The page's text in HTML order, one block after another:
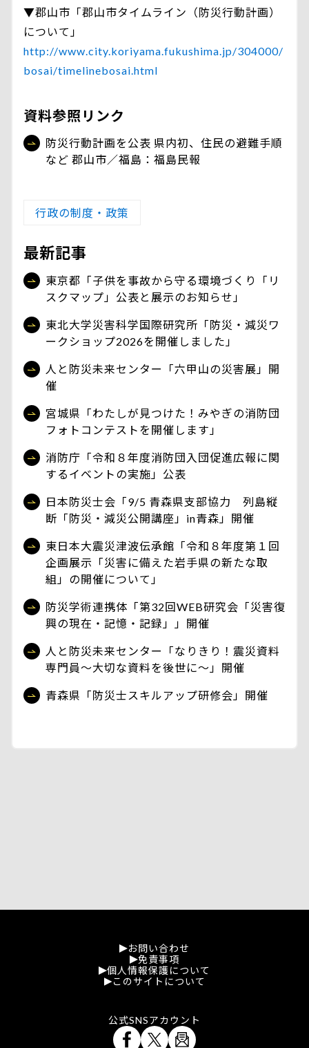
▼郡山市「郡山市タイムライン（防災行動計画）
について」
http://www.city.koriyama.fukushima.jp/304000/
bosai/timelinebosai.html
資料参照リンク
防災行動計画を公表 県内初、住民の避難手順
など 郡山市／福島：福島民報
行政の制度・政策
最新記事
東京都「子供を事故から守る環境づくり「リ
スクマップ」公表と展示のお知らせ」
東北大学災害科学国際研究所「防災・減災ワ
ークショップ2026を開催しました」
人と防災未来センター「六甲山の災害展」開
催
宮城県「わたしが見つけた！みやぎの消防団
フォトコンテストを開催します」
消防庁「令和８年度消防団入団促進広報に関
するイベントの実施」公表
日本防災士会「9/5 青森県支部協力 列島縦
断「防災・減災公開講座」in青森」開催
東日本大震災津波伝承館「令和８年度第１回
企画展示「災害に備えた岩手県の新たな取
組」の開催について」
防災学術連携体「第32回WEB研究会「災害復
興の現在・記憶・記録」」開催
人と防災未来センター「なりきり！震災資料
専門員～大切な資料を後世に～」開催
青森県「防災士スキルアップ研修会」開催
お問い合わせ
免責事項
個人情報保護について
このサイトについて
公式SNSアカウント